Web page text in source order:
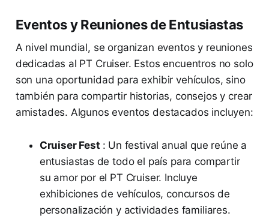
Eventos y Reuniones de Entusiastas
A nivel mundial, se organizan eventos y reuniones
dedicadas al PT Cruiser. Estos encuentros no solo
son una oportunidad para exhibir vehículos, sino
también para compartir historias, consejos y crear
amistades. Algunos eventos destacados incluyen:
Cruiser Fest : Un festival anual que reúne a
entusiastas de todo el país para compartir
su amor por el PT Cruiser. Incluye
exhibiciones de vehículos, concursos de
personalización y actividades familiares.